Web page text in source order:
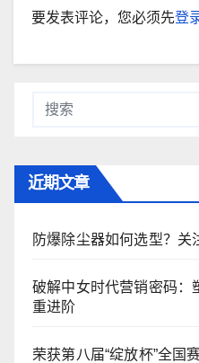
要发表评论，您必须先登
近期文章
防爆除尘器如何选型？关
破解中女时代营销密码：
重进阶
荣获第八届“绽放杯”全